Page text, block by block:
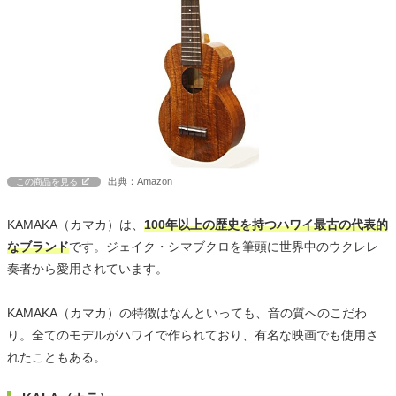
この商品を見る 出典：Amazon
KAMAKA（カマカ）は、 100年以上の歴史を持つハワイ最古の代表的
なブランドです。ジェイク・シマブクロを筆頭に世界中のウクレレ
奏者から愛用されています。
KAMAKA（カマカ）の特徴はなんといっても、音の質へのこだわ
り。全てのモデルがハワイで作られており、有名な映画でも使用さ
れたこともある。